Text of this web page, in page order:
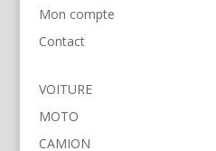
Mon compte
Contact
VOITURE
MOTO
CAMION